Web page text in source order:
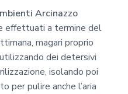
Arcinazzo
effettuati a termine del
magari proprio
dei detersivi
isolando poi
per pulire anche l’aria